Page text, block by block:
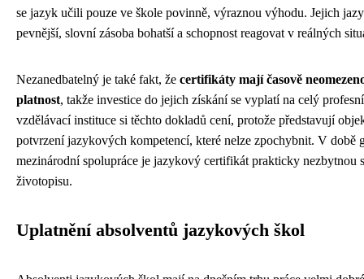
se jazyk učili pouze ve škole povinně, výraznou výhodu. Jejich
pevnější, slovní zásoba bohatší a schopnost reagovat v reálných
Nezanedbatelný je také fakt, že certifikáty mají časově
platnost, takže investice do jejich získání se vyplatí na celý
vzdělávací instituce si těchto dokladů cení, protože představují
potvrzení jazykových kompetencí, které nelze zpochybnit. V době
mezinárodní spolupráce je jazykový certifikát prakticky nezbytnou
životopisu.
Uplatnění absolventů jazykových škol